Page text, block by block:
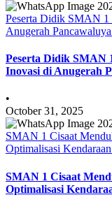
Peserta Didik SMAN 1
Anugerah
Peserta Didik SMAN
Inovasi di Anugerah
•
October 31, 2025
SMAN 1 Cisaat
Optimalisasi
SMAN 1 Cisaat
Optimalisasi